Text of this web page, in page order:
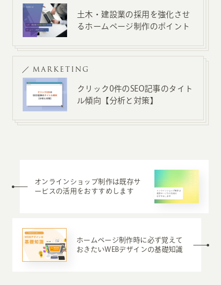
土木・建設業の採用を強化させ
るホームページ制作のポイント
MARKETING
クリック0件のSEO記事のタイト
ル傾向【分析と対策】
オンラインショップ制作は既存サ
ービスの活用をおすすめします
ホームページ制作時に必ず覚えて
おきたいWEBデザインの基礎知識